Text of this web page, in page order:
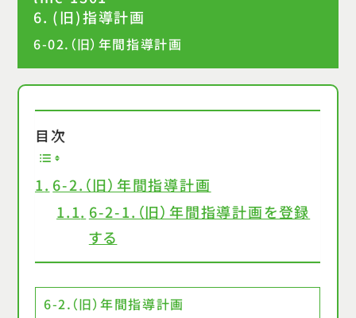
6. (旧)指導計画
6-02.（旧）年間指導計画
目次
6-2.（旧）年間指導計画
6-2-1.（旧）年間指導計画を登録
する
6-2.（旧）年間指導計画